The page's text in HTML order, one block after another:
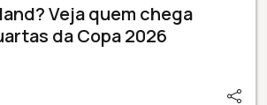
Veja quem chega
da Copa 2026